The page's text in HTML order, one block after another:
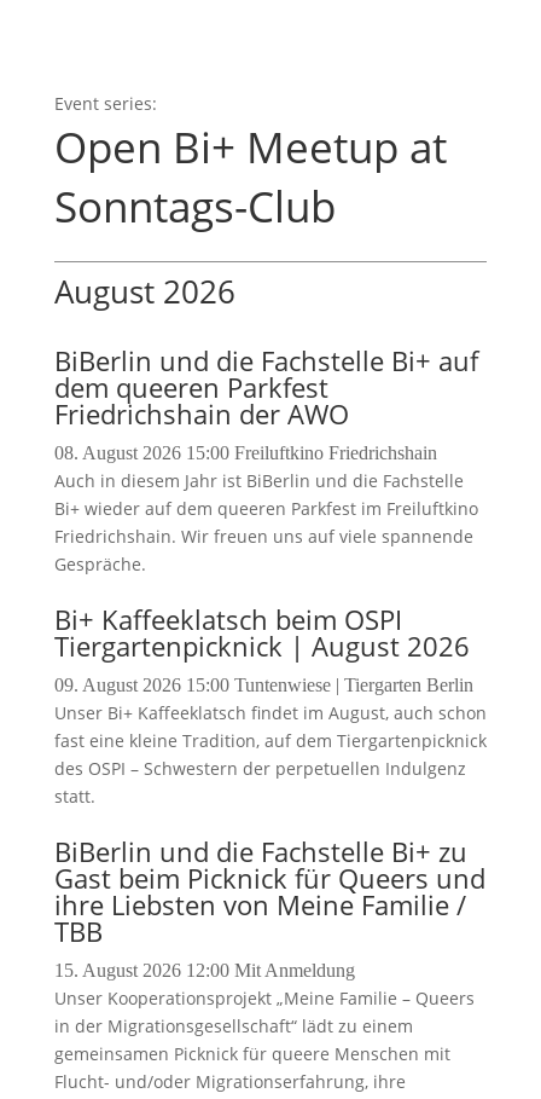
Open Bi+ Meetup at
Sonntags-Club
August 2026
BiBerlin und die Fachstelle Bi+ auf
dem queeren Parkfest
Friedrichshain der AWO
08. August 202615:00 Freiluftkino Friedrichshain
Auch in diesem Jahr ist BiBerlin und die Fachstelle
Bi+ wieder auf dem queeren Parkfest im Freiluftkino
Friedrichshain. Wir freuen uns auf viele spannende
Gespräche.
Bi+ Kaffeeklatsch beim OSPI
Tiergartenpicknick | August 2026
09. August 202615:00 Tuntenwiese | Tiergarten Berlin
Unser Bi+ Kaffeeklatsch findet im August, auch schon
fast eine kleine Tradition, auf dem Tiergartenpicknick
des OSPI – Schwestern der perpetuellen Indulgenz
statt.
BiBerlin und die Fachstelle Bi+ zu
Gast beim Picknick für Queers und
ihre Liebsten von Meine Familie /
TBB
15. August 202612:00 Mit Anmeldung
Unser Kooperationsprojekt „Meine Familie – Queers
in der Migrationsgesellschaft“ lädt zu einem
gemeinsamen Picknick für queere Menschen mit
Flucht- und/oder Migrationserfahrung, ihre